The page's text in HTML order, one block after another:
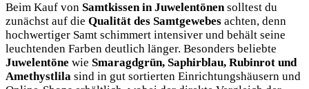
Beim Kauf von Samtkissen in Juwelentönensolltest du
zunächst auf die Qualität des Samtgewebes achten, denn
hochwertiger Samt schimmert intensiver und behält seine
leuchtenden Farben deutlich länger. Besonders beliebte
Juwelentöne wie Smaragdgrün, Saphirblau, Rubinrot und
Amethystlila sind in gut sortierten Einrichtungshäusern und